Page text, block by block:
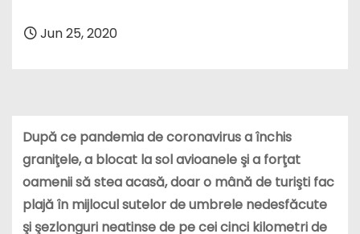
Jun 25, 2020
După ce pandemia de coronavirus a închis
graniţele, a blocat la sol avioanele şi a forţat
oamenii să stea acasă, doar o mână de turişti fac
plajă în mijlocul sutelor de umbrele nedesfăcute
şi şezlonguri neatinse de pe cei cinci kilometri de